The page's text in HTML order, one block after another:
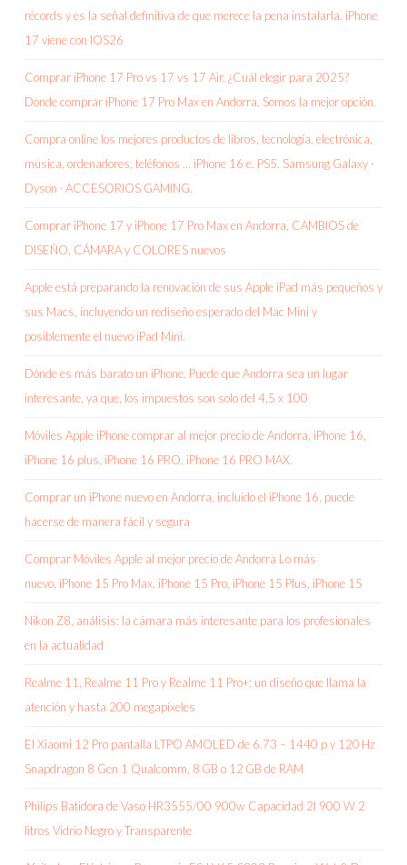
récords y es la señal definitiva de que merece la pena instalarla. iPhone
17 viene con IOS26
Comprar iPhone 17 Pro vs 17 vs 17 Air. ¿Cuál elegir para 2025?
Donde comprar iPhone 17 Pro Max en Andorra. Somos la mejor opción.
Compra online los mejores productos de libros, tecnología, electrónica,
música, ordenadores, teléfonos … iPhone 16 e. PS5. Samsung Galaxy ·
Dyson · ACCESORIOS GAMING.
Comprar iPhone 17 y iPhone 17 Pro Max en Andorra, CAMBIOS de
DISEÑO, CÁMARA y COLORES nuevos
Apple está preparando la renovación de sus Apple iPad más pequeños y
sus Macs, incluyendo un rediseño esperado del Mac Mini y
posiblemente el nuevo iPad Mini.
Dónde es más barato un iPhone. Puede que Andorra sea un lugar
interesante, ya que, los impuestos son solo del 4,5 x 100
Móviles Apple iPhone comprar al mejor precio de Andorra, iPhone 16,
iPhone 16 plus, iPhone 16 PRO, iPhone 16 PRO MAX.
Comprar un iPhone nuevo en Andorra, incluido el iPhone 16, puede
hacerse de manera fácil y segura
Comprar Móviles Apple al mejor precio de Andorra Lo más
nuevo, iPhone 15 Pro Max, iPhone 15 Pro, iPhone 15 Plus, iPhone 15
Nikon Z8, análisis: la cámara más interesante para los profesionales
en la actualidad
Realme 11, Realme 11 Pro y Realme 11 Pro+: un diseño que llama la
atención y hasta 200 megapíxeles
El Xiaomi 12 Pro pantalla LTPO AMOLED de 6.73 – 1440 p y 120 Hz
Snapdragon 8 Gen 1 Qualcomm, 8 GB o 12 GB de RAM
Philips Batidora de Vaso HR3555/00 900w Capacidad 2l 900 W 2
litros Vidrio Negro y Transparente